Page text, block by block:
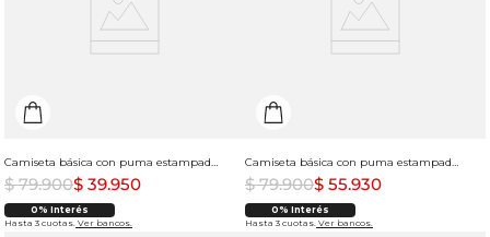
Camiseta básica con puma estampado para mujer
$ 79.900$ 39.950
0% Interés
Hasta 3 cuotas. Ver bancos.
Camiseta básica con puma estampado para mujer
$ 79.900$ 55.930
0% Interés
Hasta 3 cuotas. Ver bancos.